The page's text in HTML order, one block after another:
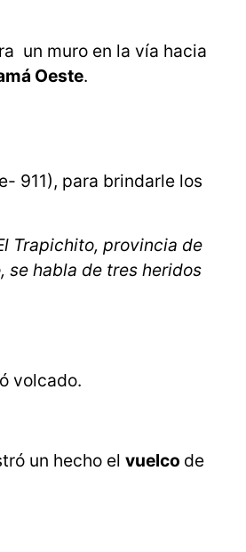
un muro en la vía hacia
Oeste.
911), para brindarle los
Trapichito, provincia de
se habla de tres heridos
volcado.
un hecho el vuelco de